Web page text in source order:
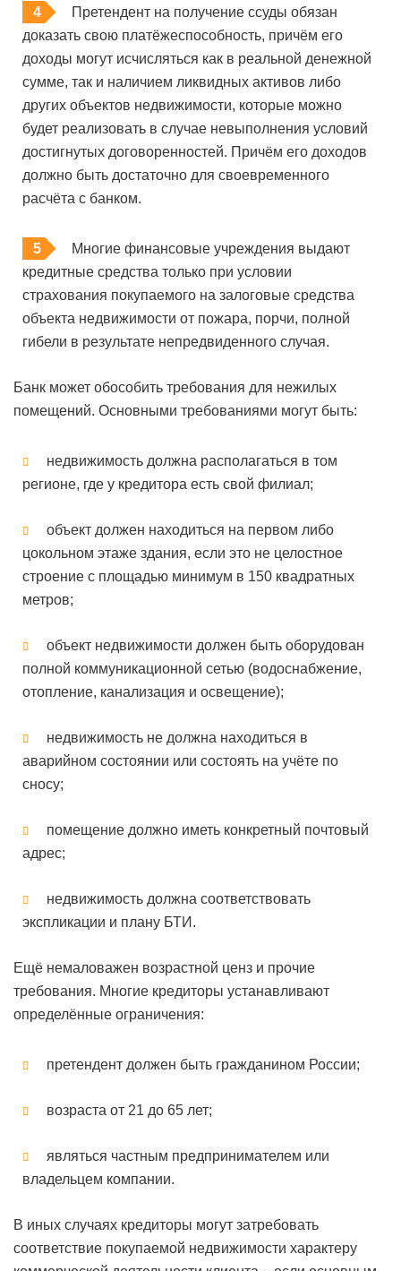
Претендент на получение ссуды обязан
доказать свою платёжеспособность, причём его
доходы могут исчисляться как в реальной денежной
сумме, так и наличием ликвидных активов либо
других объектов недвижимости, которые можно
будет реализовать в случае невыполнения условий
достигнутых договоренностей. Причём его доходов
должно быть достаточно для своевременного
расчёта с банком.
Многие финансовые учреждения выдают
кредитные средства только при условии
страхования покупаемого на залоговые средства
объекта недвижимости от пожара, порчи, полной
гибели в результате непредвиденного случая.
Банк может обособить требования для нежилых
помещений. Основными требованиями могут быть:
недвижимость должна располагаться в том
регионе, где у кредитора есть свой филиал;
объект должен находиться на первом либо
цокольном этаже здания, если это не целостное
строение с площадью минимум в 150 квадратных
метров;
объект недвижимости должен быть оборудован
полной коммуникационной сетью (водоснабжение,
отопление, канализация и освещение);
недвижимость не должна находиться в
аварийном состоянии или состоять на учёте по
сносу;
помещение должно иметь конкретный почтовый
адрес;
недвижимость должна соответствовать
экспликации и плану БТИ.
Ещё немаловажен возрастной ценз и прочие
требования. Многие кредиторы устанавливают
определённые ограничения:
претендент должен быть гражданином России;
возраста от 21 до 65 лет;
являться частным предпринимателем или
владельцем компании.
В иных случаях кредиторы могут затребовать
соответствие покупаемой недвижимости характеру